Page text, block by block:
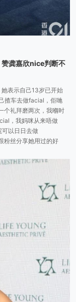
龚嘉欣nice判断不
表示自己13岁已开始
揸车去做facial，佢哋
个礼拜磨两次，我嗰时
，我妈咪从来唔做
以日日去做
粉丝分享她用过的好